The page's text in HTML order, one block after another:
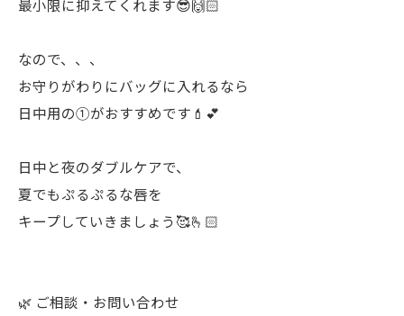
最小限に抑えてくれます😎🙌🏻
なので、、、
お守りがわりにバッグに入れるなら
日中用の①がおすすめです💄💕
日中と夜のダブルケアで、
夏でもぷるぷるな唇を
キープしていきましょう🥰🫰🏻
🌿 ご相談・お問い合わせ